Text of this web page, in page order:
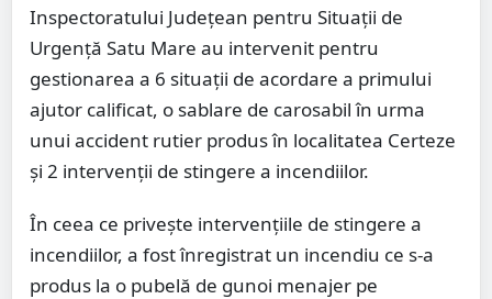
Inspectoratului Județean pentru Situații de
Urgență Satu Mare au intervenit pentru
gestionarea a 6 situații de acordare a primului
ajutor calificat, o sablare de carosabil în urma
unui accident rutier produs în localitatea Certeze
și 2 intervenții de stingere a incendiilor.
În ceea ce privește intervențiile de stingere a
incendiilor, a fost înregistrat un incendiu ce s-a
produs la o pubelă de gunoi menajer pe